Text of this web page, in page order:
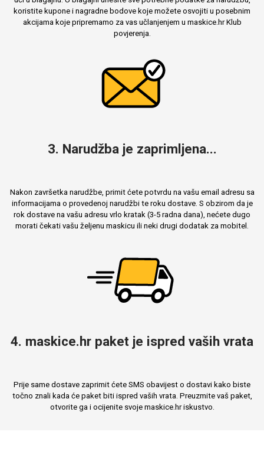
koristite kupone i nagradne bodove koje možete osvojiti u posebnim
akcijama koje pripremamo za vas učlanjenjem u maskice.hr Klub
povjerenja.
3. Narudžba je zaprimljena...
Nakon završetka narudžbe, primit ćete potvrdu na vašu email adresu sa
informacijama o provedenoj narudžbi te roku dostave. S obzirom da je
rok dostave na vašu adresu vrlo kratak (3-5 radna dana), nećete dugo
morati čekati vašu željenu maskicu ili neki drugi dodatak za mobitel.
4. maskice.hr paket je ispred vaših vrata
Prije same dostave zaprimit ćete SMS obavijest o dostavi kako biste
točno znali kada će paket biti ispred vaših vrata. Preuzmite vaš paket,
otvorite ga i ocijenite svoje maskice.hr iskustvo.